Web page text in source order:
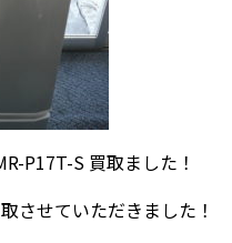
P17T-S 買取ました！
させていただきました！